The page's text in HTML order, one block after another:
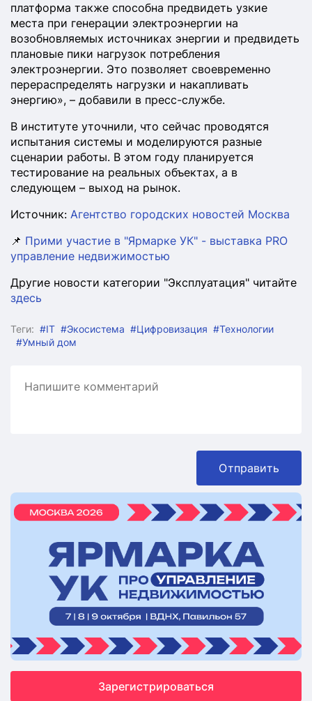
платформа также способна предвидеть узкие
места при генерации электроэнергии на
возобновляемых источниках энергии и предвидеть
плановые пики нагрузок потребления
электроэнергии. Это позволяет своевременно
перераспределять нагрузки и накапливать
энергию», – добавили в пресс-службе.
В институте уточнили, что сейчас проводятся
испытания системы и моделируются разные
сценарии работы. В этом году планируется
тестирование на реальных объектах, а в
следующем – выход на рынок.
Источник: Агентство городских новостей Москва
📌 Прими участие в "Ярмарке УК" - выставка PRO
управление недвижимостью
Другие новости категории "Эксплуатация" читайте
здесь
Теги: #IT #Экосистема #Цифровизация #Технологии
#Умный дом
Отправить
Зарегистрироваться